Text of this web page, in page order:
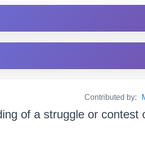
Contributed by:
of a struggle or contest or